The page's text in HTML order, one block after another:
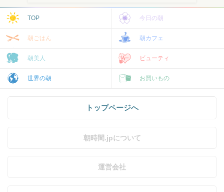
TOP 今日の朝
朝ごはん 朝カフェ
朝美人 ビューティ
世界の朝 お買いもの
トップページへ
朝時間.jpについて
運営会社